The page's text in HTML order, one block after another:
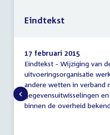
Eindtekst
17 februari 2015
Eindtekst - Wijziging van
uitvoeringsorganisatie
andere wetten in verband
gegevensuitwisselingen
binnen de overheid
Eindtekst